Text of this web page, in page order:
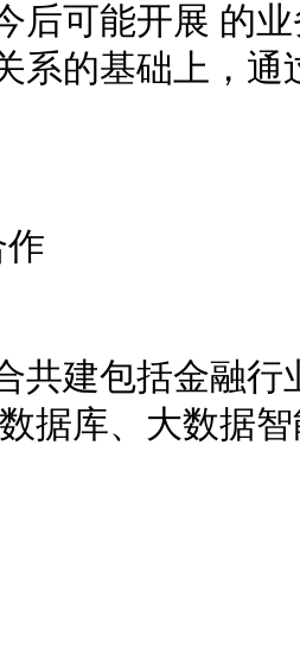
后可能开展 的
系的基础上，
共建包括金融
据库、大数据